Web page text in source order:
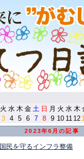
火 水 木 金 土 日 月 火 水 木
3 4 5 6 7 8 9 10 11 12
2023年6月の記事
国民を守るインフラ整備